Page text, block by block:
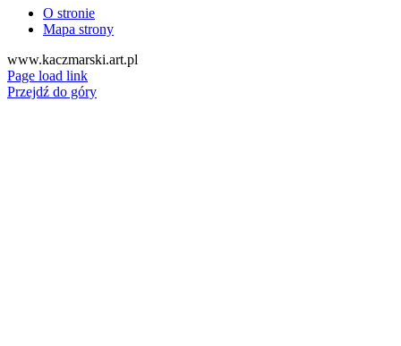
O stronie
Mapa strony
www.kaczmarski.art.pl
Page load link
Przejdź do góry